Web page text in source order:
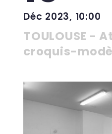
Déc 2023, 10:00
TOULOUSE -
croquis-